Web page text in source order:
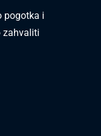
pogotka i
zahvaliti